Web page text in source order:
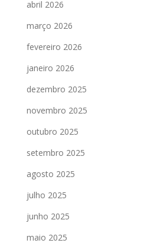
abril 2026
março 2026
fevereiro 2026
janeiro 2026
dezembro 2025
novembro 2025
outubro 2025
setembro 2025
agosto 2025
julho 2025
junho 2025
maio 2025